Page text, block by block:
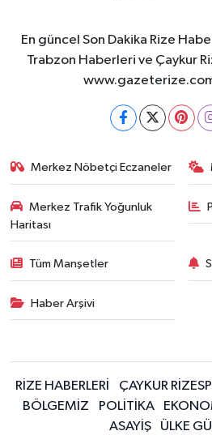
En güncel Son Dakika Rize
Trabzon Haberleri ve Çaykur
Merkez Nöbetçi Eczaneler
Merkez Trafik Yoğunluk
Haritası
Tüm Manşetler
Haber Arşivi
RİZE HABERLERİ ÇAYKUR
BÖLGEMİZ
POLİTİKA
ASAYİŞ
ÜLKE